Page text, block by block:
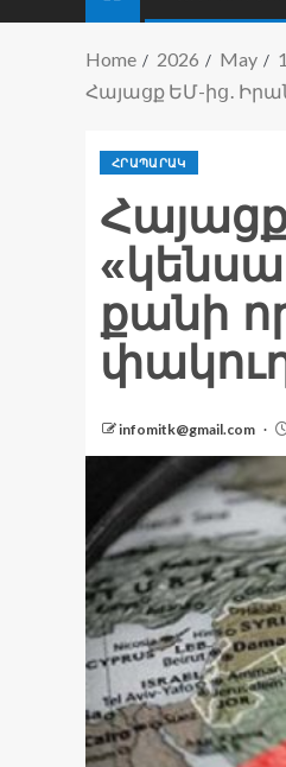
Home 2026 May
Հայացք ԵՄ-ից․
ՀՐԱՊԱՐԱԿ
քանի
infomitk@gmail.com